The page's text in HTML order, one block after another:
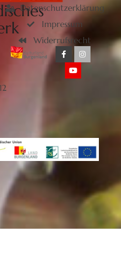
Datenschutzerklärung
Impressum
Widerrufsrecht